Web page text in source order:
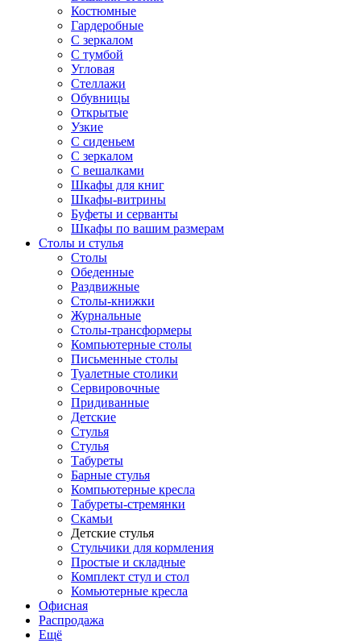
Костюмные
Гардеробные
С зеркалом
С тумбой
Угловая
Стеллажи
Обувницы
Открытые
Узкие
С сиденьем
С зеркалом
С вешалками
Шкафы для книг
Шкафы-витрины
Буфеты и серванты
Шкафы по вашим размерам
Столы и стулья
Столы
Обеденные
Раздвижные
Столы-книжки
Журнальные
Столы-трансформеры
Компьютерные столы
Письменные столы
Туалетные столики
Сервировочные
Придиванные
Детские
Стулья
Стулья
Табуреты
Барные стулья
Компьютерные кресла
Табуреты-стремянки
Скамьи
Детские стулья
Стульчики для кормления
Простые и складные
Комплект стул и стол
Комьютерные кресла
Офисная
Распродажа
Eщё